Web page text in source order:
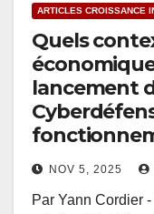
ARTICLES CROISSANCE
Quels
lancement
NOV 5, 2025
Par Yann Cordier